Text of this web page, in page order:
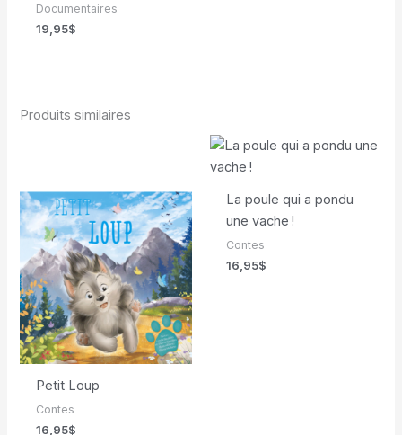
Documentaires
19,95$
Produits similaires
Petit Loup
Contes
16,95$
La poule qui a pondu
une vache !
Contes
16,95$